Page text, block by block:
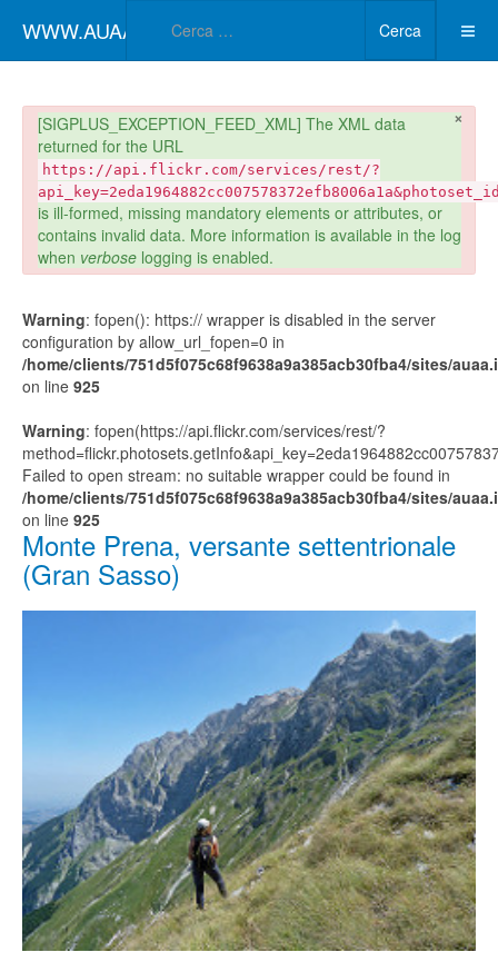
WWW.AUAA.IT
Cerca
×
danger
[SIGPLUS_EXCEPTION_FEED_XML] The XML data
returned for the URL
https://api.flickr.com/services/rest/?
is ill-formed, missing mandatory elements or attributes, or
contains invalid data. More information is available in the log
when verboselogging is enabled.
Warning: fopen(): https:// wrapper is disabled in the server
configuration by allow_url_fopen=0 in
/home/clients/751d5f075c68f9638a9a385acb30fba4/sites/
on line 925
Warning: fopen(https://api.flickr.com/services/rest/?
Failed to open stream: no suitable wrapper could be found in
/home/clients/751d5f075c68f9638a9a385acb30fba4/sites/
on line 925
Monte Prena, versante settentrionale
(Gran Sasso)